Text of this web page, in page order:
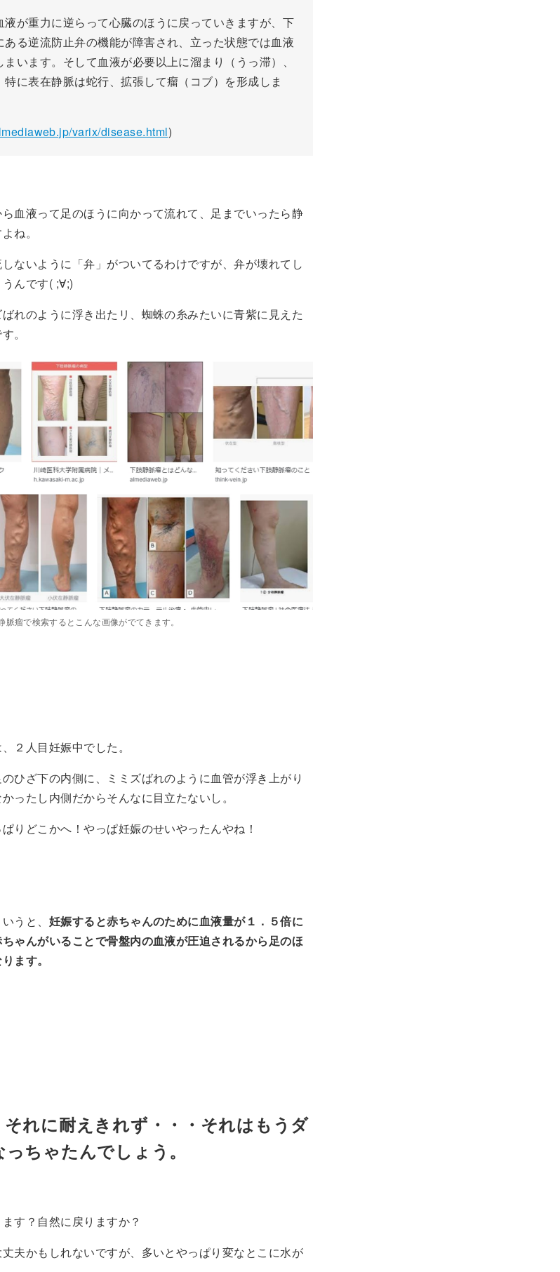
が重力に逆らって心臓のほうに戻っていきますが、下
る逆流防止弁の機能が障害され、立った状態では血液
います。そして血液が必要以上に溜まり（うっ滞）、
に表在静脈は蛇行、拡張して瘤（コブ）を形成しま
varix/disease.html)
血液って足のほうに向かって流れて、足までいったら静
ね。
ないように「弁」がついてるわけですが、弁が壊れてし
んです( ;∀;)
れのように浮き出たリ、蜘蛛の糸みたいに青紫に見えた
。
脈瘤で検索するとこんな画像がでてきます。
２人目妊娠中でした。
ひざ下の内側に、ミミズばれのように血管が浮き上がり
ったし内側だからそんなに目立たないし。
りどこかへ！やっぱ妊娠のせいやったんやね！
うと、 妊娠すると赤ちゃんのために血液量が１．５倍に
ゃんがいることで骨盤内の血液が圧迫されるから足のほ
ます。
れに耐えきれず・・・それはもうダ
ちゃたんでしょう。
す？自然に戻りますか？
夫かもしれないですが、多いとやっぱり変なとこに水が